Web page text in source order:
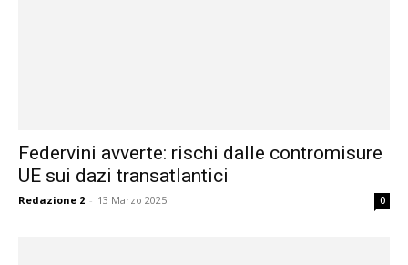
Federvini avverte: rischi dalle contromisure
UE sui dazi transatlantici
Redazione 2 - 13 Marzo 2025 0